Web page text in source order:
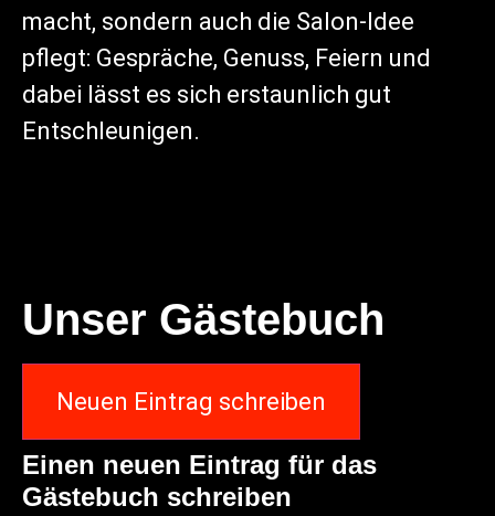
macht, sondern auch die Salon-Idee
pflegt: Gespräche, Genuss, Feiern und
dabei lässt es sich erstaunlich gut
Entschleunigen.
Unser Gästebuch
Einen neuen Eintrag für das
Gästebuch schreiben